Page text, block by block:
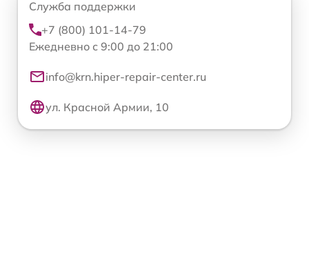
Служба поддержки
+7 (800) 101-14-79
Ежедневно с 9:00 до 21:00
info@krn.hiper-repair-center.ru
ул. Красной Армии, 10